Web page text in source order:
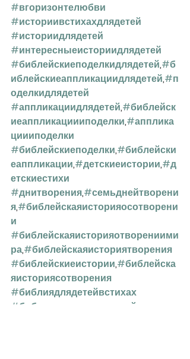
#вгоризонтелюбви
#историивстихахдлядетей
#историидлядетей
#интересныеисториидлядетей
#библейскиеподелкидлядетей,#б
иблейскиеаппликациидлядетей,#п
оделкидлядетей
#аппликациидлядетей,#библейск
иеаппликациииподелки,#апплика
циииподелки
#библейскиеподелки,#библейски
еаппликации,#детскиеистории,#д
етскиестихи
#днитворения,#семьднейтворени
я,#библейскаяисторияосотворени
и
#библейскаяисторияотворениими
ра,#библейскаяисториятворения
#библейскиеистории,#библейска
яисториясотворения
#библиядлядетейвстихах
#библиявстихахдлядетей